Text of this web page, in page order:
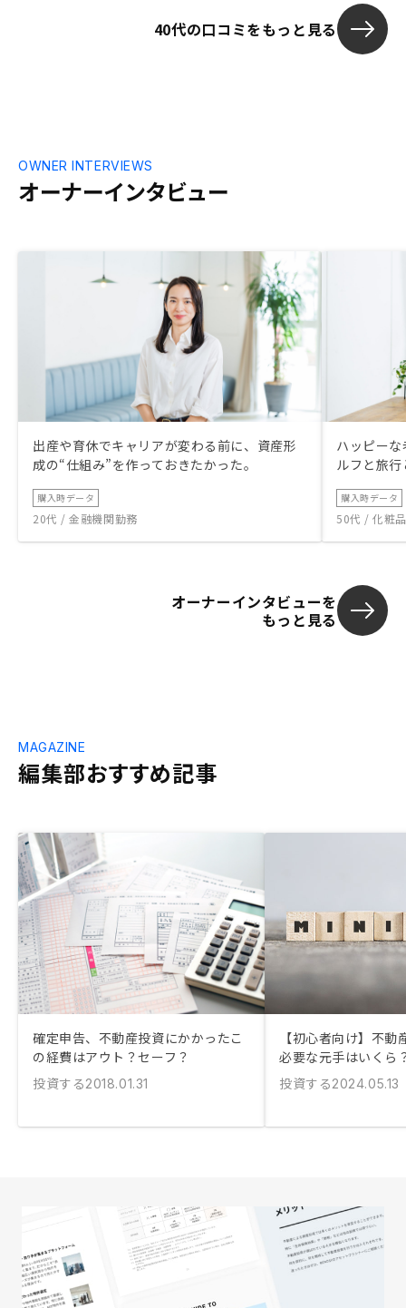
馬に比べて地味で長期的になりますが安定
事が一番の財産ではないかと感じました。
40代の口コミをもっと見る
オーナーインタビュー
OWNER INTERVIEWS
出産や育休でキャリアが変わる前に、資産形
成の“仕組み”を作っておきたかった。
購入時データ
20代 / 金融機関勤務
ハッピー
ルフと旅
購入時データ
50代 / 化粧
オーナーインタビューを
もっと見る
編集部おすすめ記事
MAGAZINE
確定申告、不動産投資にかかったこ
の経費はアウト？セーフ？
投資する2018.01.31
【初心者向け】不
必要な元手はいくら
投資する2024.05.13